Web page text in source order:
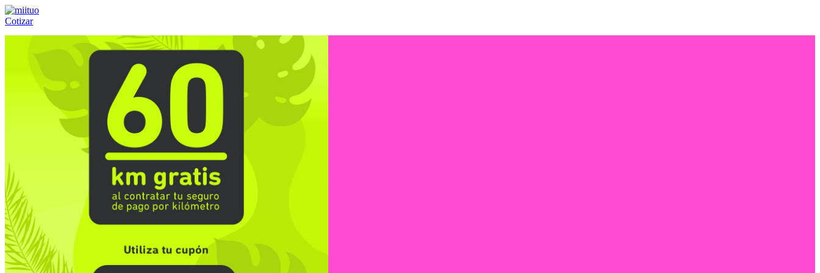
Cotizar
(55) 84-21-05-00ó800-953-00-59